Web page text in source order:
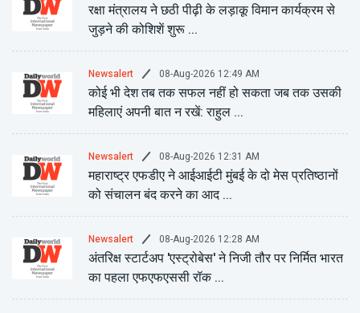
रक्षा मंत्रालय ने छठी पीढ़ी के लड़ाकू विमान कार्यक्रम से
जुड़ने की कोशिशें शुरू ...
Newsalert 08-Aug-2026 12:49 AM
कोई भी देश तब तक सफल नहीं हो सकता जब तक उसकी
महिलाएं अपनी बात न रखें: राहुल ...
Newsalert 08-Aug-2026 12:31 AM
महाराष्ट्र एफडीए ने आईआईटी मुंबई के दो मेस प्रतिष्ठानों
को संचालन बंद करने का आद ...
Newsalert 08-Aug-2026 12:28 AM
अंतरिक्ष स्टार्टअप 'एस्ट्रोबेस' ने निजी तौर पर निर्मित भारत
का पहला एफएफएससी रॉक ...